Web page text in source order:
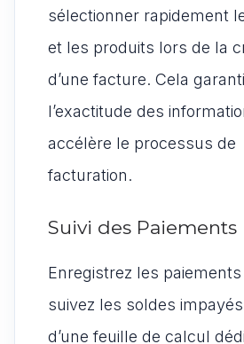
sélectionner rapidement
et les produits lors de la
d’une facture. Cela
l’exactitude des
accélère le processus de
facturation.
Suivi des Paiements
Enregistrez les
suivez les soldes impayés
d’une feuille de calcul